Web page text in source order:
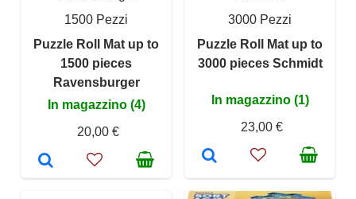
1500 Pezzi
Puzzle Roll Mat up to
1500 pieces
Ravensburger
In magazzino (4)
20,00 €
3000 Pezzi
Puzzle Roll Mat up to
3000 pieces Schmidt
In magazzino (1)
23,00 €